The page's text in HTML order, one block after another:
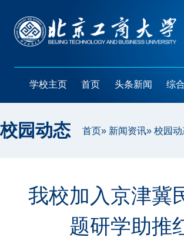
学校主页 首页 头条新闻 综
校园动态 首页» 新闻资讯» 校园动
我校加入京津冀
题研学助推